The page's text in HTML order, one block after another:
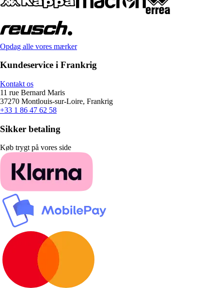
Opdag alle vores mærker
Kundeservice i Frankrig
Kontakt os
11 rue Bernard Maris
37270 Montlouis-sur-Loire, Frankrig
+33 1 86 47 62 58
Sikker betaling
Køb trygt på vores side